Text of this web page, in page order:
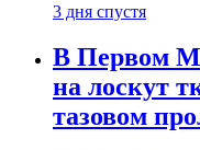
3 дня спустя
В Первом
на лоскут
тазовом